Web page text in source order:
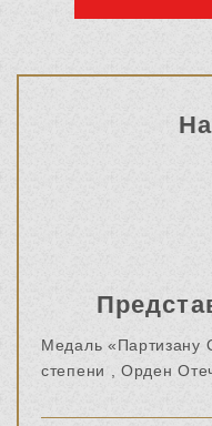
Медаль «Партизану
степени , Орден